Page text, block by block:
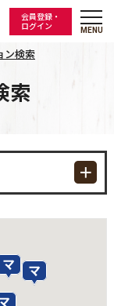
会員登録・
ログイン
ン検索
索